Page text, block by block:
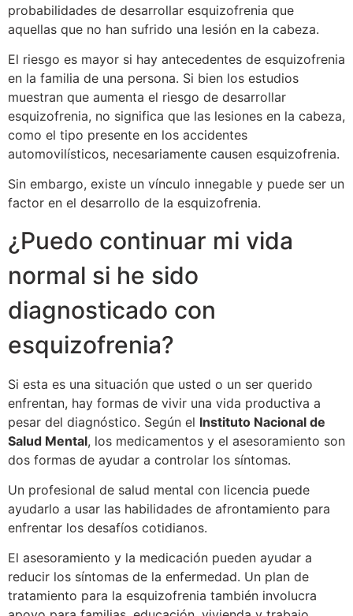
probabilidades de desarrollar esquizofrenia que
aquellas que no han sufrido una lesión en la cabeza.
El riesgo es mayor si hay antecedentes de esquizofrenia
en la familia de una persona. Si bien los estudios
muestran que aumenta el riesgo de desarrollar
esquizofrenia, no significa que las lesiones en la cabeza,
como el tipo presente en los accidentes
automovilísticos, necesariamente causen esquizofrenia.
Sin embargo, existe un vínculo innegable y puede ser un
factor en el desarrollo de la esquizofrenia.
¿Puedo continuar mi vida
normal si he sido
diagnosticado con
esquizofrenia?
Si esta es una situación que usted o un ser querido
enfrentan, hay formas de vivir una vida productiva a
pesar del diagnóstico. Según el Instituto Nacional de
Salud Mental, los medicamentos y el asesoramiento son
dos formas de ayudar a controlar los síntomas.
Un profesional de salud mental con licencia puede
ayudarlo a usar las habilidades de afrontamiento para
enfrentar los desafíos cotidianos.
El asesoramiento y la medicación pueden ayudar a
reducir los síntomas de la enfermedad. Un plan de
tratamiento para la esquizofrenia también involucra